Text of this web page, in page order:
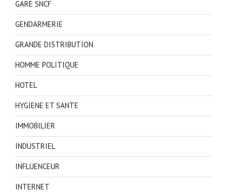
GARE SNCF
GENDARMERIE
GRANDE DISTRIBUTION
HOMME POLITIQUE
HOTEL
HYGIENE ET SANTE
IMMOBILIER
INDUSTRIEL
INFLUENCEUR
INTERNET